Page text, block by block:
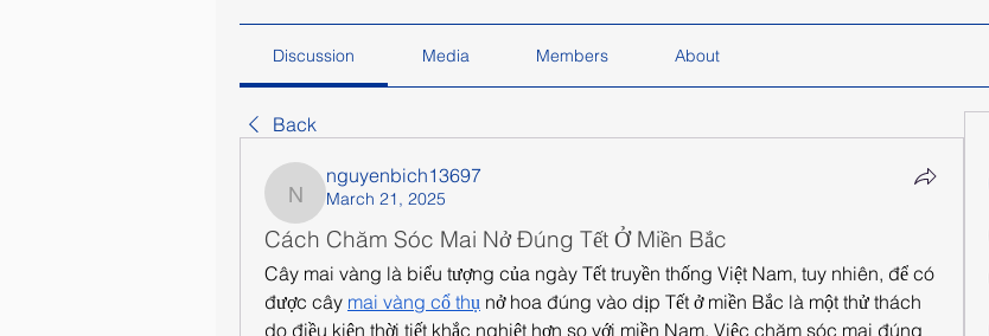
Discussion Media Members About
Back
nguyenbich13697
nguyenbich13697
March 21, 2025
Cách Chăm Sóc Mai Nở Đúng Tết Ở Miền Bắc
Cây mai vàng là biểu tượng của ngày Tết truyền thống Việt Nam, tuy nhiên, để có
được cây mai vàng cổ thụ nở hoa đúng vào dịp Tết ở miền Bắc là một thử thách
do điều kiện thời tiết khắc nghiệt hơn so với miền Nam. Việc chăm sóc mai đúng